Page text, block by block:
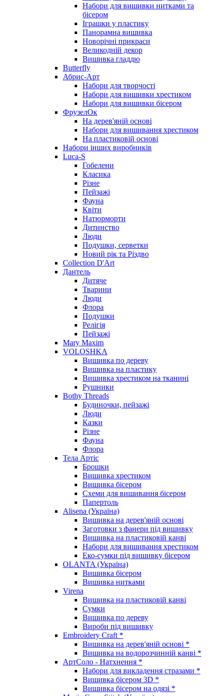
Набори для вишивки нитками та
бісером
Іграшки у пластику
Панорамна вишивка
Новорічні прикраси
Великодній декор
Вишивка гладдю
Butterfly
Абрис-Арт
Набори для творчості
Набори для вишивки хрестиком
Набори для вишивки бісером
ФрузелОк
На дерев'яній основі
Набори для вишивання хрестиком
На пластиковій основі
Набори інших виробників
Luca-S
Гобелени
Класика
Різне
Пейзажі
Фауна
Квіти
Натюрморти
Дитинство
Люди
Подушки, серветки
Новий рік та Різдво
Collection D'Art
Дантель
Дитяче
Тварини
Люди
Флора
Подушки
Релігія
Пейзажі
Mary Maxim
VOLOSHKA
Вишивка по дереву
Вишивка на пластику
Вишивка хрестиком на тканині
Рушники
Bothy Threads
Будиночки, пейзажі
Люди
Казки
Різне
Фауна
Флора
Тела Артіс
Брошки
Вишивка хрестиком
Вишивка бісером
Схеми для вишивання бісером
Папертоль
Alisena (Україна)
Вишивка на дерев'яній основі
Заготовки з фанери під вишивку
Вишивка на пластиковій канві
Набори для вишивання хрестиком
Еко-сумки під вишивку бісером
OLANTA (Україна)
Вишивка бісером
Вишивка нитками
Virena
Вишивка на пластиковій канві
Сумки
Вишивка по дереву
Вироби під вишивку
Embroidery Craft *
Вишивка на дерев'яній основі *
Вишивка на водорозчинній канві *
АртСоло - Натхнення *
Набори для викладення стразами *
Вишивка бісером 3D *
Вишивка бісером на одязі *